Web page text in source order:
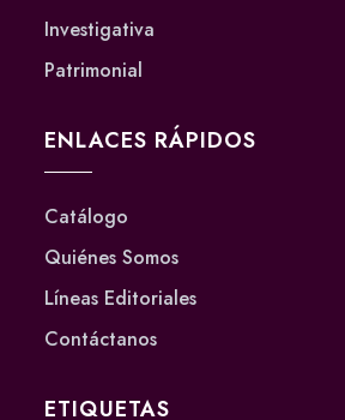
Investigativa
Patrimonial
ENLACES RÁPIDOS
Catálogo
Quiénes Somos
Líneas Editoriales
Contáctanos
ETIQUETAS